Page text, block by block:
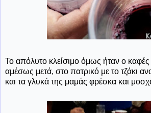
Το απόλυτο κλείσιμο όμως ήταν ο
αμέσως μετά, στο πατρικό με το τζάκι
και τα γλυκά της μαμάς φρέσκα και